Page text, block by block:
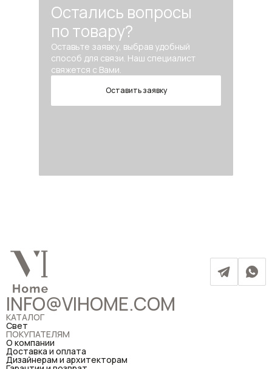
Остались вопросы
по товару?
Оставьте заявку, выбрав удобный
способ для связи. Наш специалист
свяжется с Вами.
Оставить заявку
INFO@VIHOME.COM
КАТАЛОГ
Свет
ПОКУПАТЕЛЯМ
О компании
Доставка и оплата
Дизайнерам и архитекторам